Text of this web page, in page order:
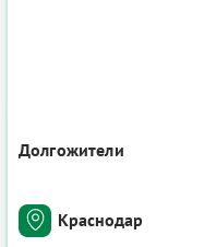
Долгожители
Краснодар